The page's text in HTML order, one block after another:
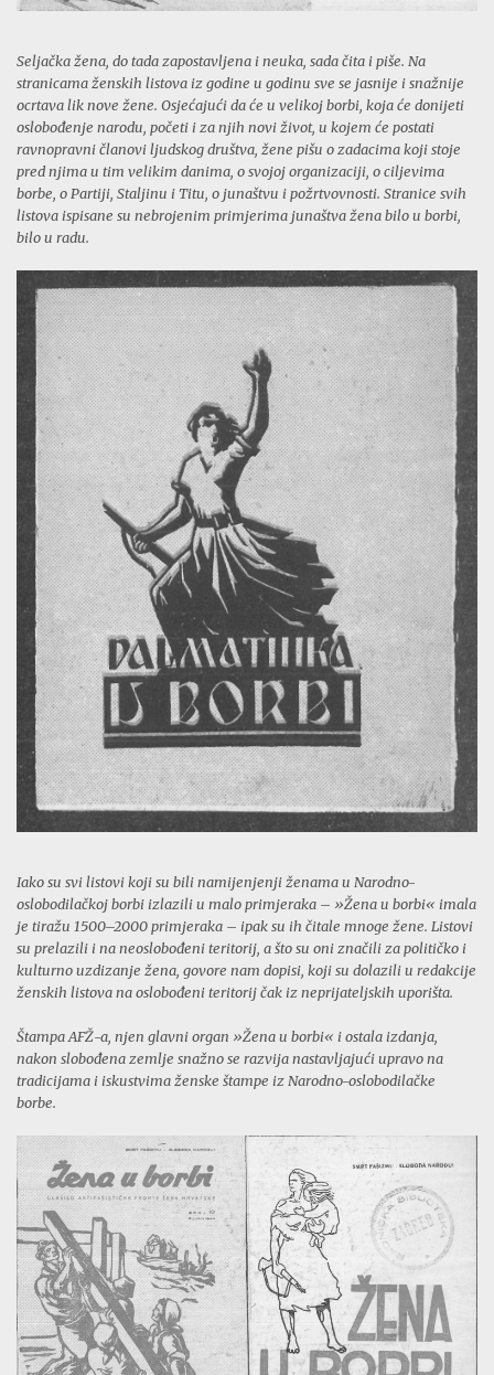
Seljačka žena, do tada zapostavljena i neuka, sada čita i piše. Na
stranicama ženskih listova iz godine u godinu sve se jasnije i snažnije
ocrtava lik nove žene. Osjećajući da će u velikoj borbi, koja će donijeti
oslobođenje narodu, početi i za njih novi život, u kojem će postati
ravnopravni članovi ljudskog društva, žene pišu o zadacima koji stoje
pred njima u tim velikim danima, o svojoj organizaciji, o ciljevima
borbe, o Partiji, Staljinu i Titu, o junaštvu i požrtvovnosti. Stranice svih
listova ispisane su nebrojenim primjerima junaštva žena bilo u borbi,
bilo u radu.
Iako su svi listovi koji su bili namijenjenji ženama u Narodno-
oslobodilačkoj borbi izlazili u malo primjeraka – »Žena u borbi« imala
je tiražu 1500–2000 primjeraka – ipak su ih čitale mnoge žene. Listovi
su prelazili i na neoslobođeni teritorij, a što su oni značili za političko i
kulturno uzdizanje žena, govore nam dopisi, koji su dolazili u redakcije
ženskih listova na oslobođeni teritorij čak iz neprijateljskih uporišta.
Štampa AFŽ-a, njen glavni organ »Žena u borbi« i ostala izdanja,
nakon slobođena zemlje snažno se razvija nastavljajući upravo na
tradicijama i iskustvima ženske štampe iz Narodno-oslobodilačke
borbe.